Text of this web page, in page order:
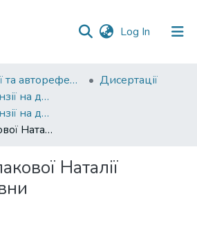
Log In (current)
Дисертації та автореферати
Дисертації
Відгуки та рецензії на дисертації
Відгуки та рецензії на дисертацію Семотюк Софії Дмитрівни
Рецензія Кулакової Наталії Володимирівни
Наталії